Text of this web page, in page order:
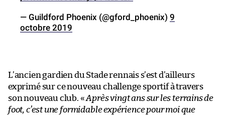
— Guildford Phoenix (@gford_phoenix) 9
octobre 2019
L’ancien gardien du Stade rennais s’est d’ailleurs
exprimé sur ce nouveau challenge sportif à travers
son nouveau club. «Après vingt ans sur les terrains de
foot, c’est une formidable expérience pour moi que